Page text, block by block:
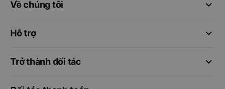
keyboard_arrow_down
Về chúng tôi
keyboard_arrow_down
Hỗ trợ
keyboard_arrow_down
Trở thành đối tác